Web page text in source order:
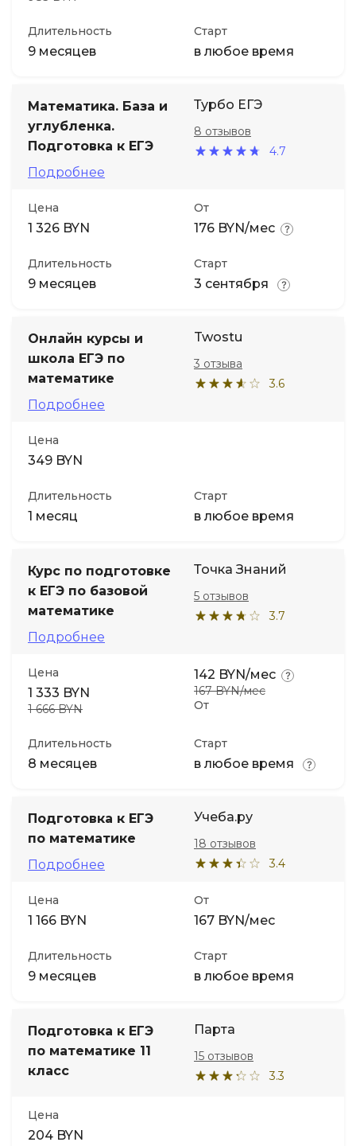
Длительность
9 месяцев
Старт
в любое время
Математика. База и
углубленка.
Подготовка к ЕГЭ
Подробнее
Турбо ЕГЭ
4.7
8 отзывов
Цена
1 326 BYN
От
176 BYN/мес
Длительность
9 месяцев
Старт
3 сентября
Онлайн курсы и
школа ЕГЭ по
математике
Подробнее
Twostu
3.6
3 отзыва
Цена
349 BYN
Длительность
1 месяц
Старт
в любое время
Курс по подготовке
к ЕГЭ по базовой
математике
Подробнее
Точка Знаний
3.7
5 отзывов
Цена
1 333 BYN
1 666 BYN От
142 BYN/мес
167 BYN/мес
Длительность
8 месяцев
Старт
в любое время
Подготовка к ЕГЭ
по математике
Подробнее
Учеба.ру
3.4
18 отзывов
Цена
1 166 BYN
От
167 BYN/мес
Длительность
9 месяцев
Старт
в любое время
Подготовка к ЕГЭ
по математике 11
класс
Парта
3.3
15 отзывов
Цена
204 BYN